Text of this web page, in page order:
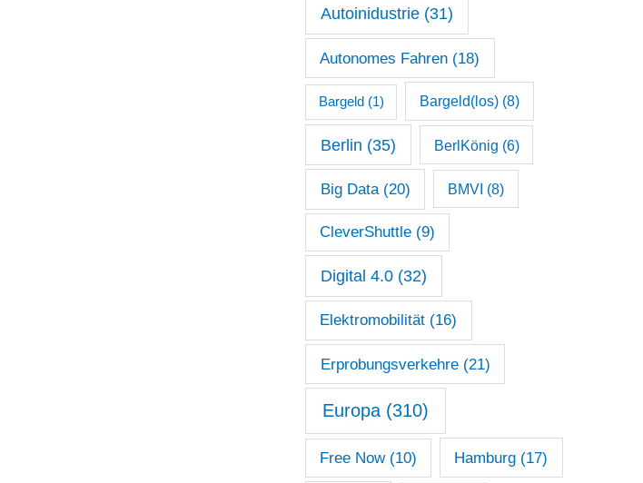
h
Autoinidustrie(31)
Autonomes Fahren (18)
Bargeld (1) Bargeld(los)(8)
Berlin (35) BerlKönig (6)
Big Data(20) BMVI (8)
CleverShuttle(9)
Digital 4.0(32)
Elektromobilität (16)
Erprobungsverkehre(21)
Europa(310)
Free Now(10) Hamburg (17)